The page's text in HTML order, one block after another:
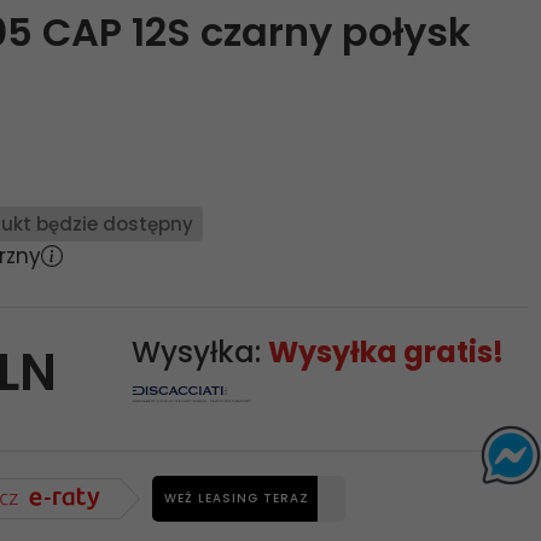
CAP 12S czarny połysk
będzie dostępny
Wysyłka: Wysyłka gratis!
WEŹ LEASING TERAZ